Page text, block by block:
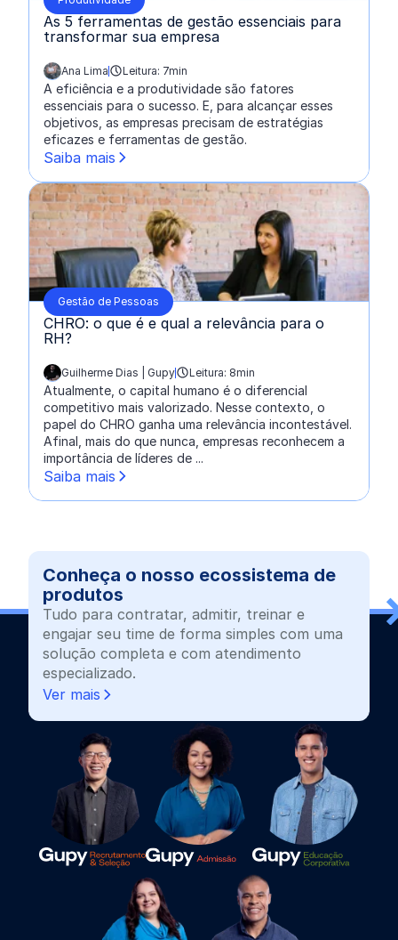
As 5 ferramentas de gestão essenciais para
transformar sua empresa
escrito por:
Ana Lima Leitura: 7min
A eficiência e a produtividade são fatores
essenciais para o sucesso. E, para alcançar esses
objetivos, as empresas precisam de estratégias
eficazes e ferramentas de gestão.
Saiba mais
Gestão de Pessoas
CHRO: o que é e qual a relevância para o
RH?
escrito por:
Guilherme Dias | Gupy Leitura: 8min
Atualmente, o capital humano é o diferencial
competitivo mais valorizado. Nesse contexto, o
papel do CHRO ganha uma relevância incontestável.
Afinal, mais do que nunca, empresas reconhecem a
importância de líderes de ...
Saiba mais
Conheça o nosso ecossistema de
produtos
Tudo para contratar, admitir, treinar e
engajar seu time de forma simples com uma
solução completa e com atendimento
especializado.
Ver mais